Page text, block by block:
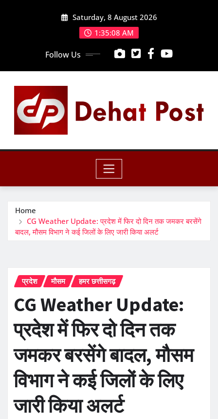
Saturday, 8 August 2026
1:35:10 AM
Follow Us
Home
CG Weather Update: प्रदेश में फिर दो दिन तक जमकर बरसेंगे
बादल, मौसम विभाग ने कई जिलों के लिए जारी किया अलर्ट
प्रदेश मौसम हमर छत्तीसगढ़
CG Weather Update:
प्रदेश में फिर दो दिन तक
जमकर बरसेंगे बादल, मौसम
विभाग ने कई जिलों के लिए
जारी किया अलर्ट